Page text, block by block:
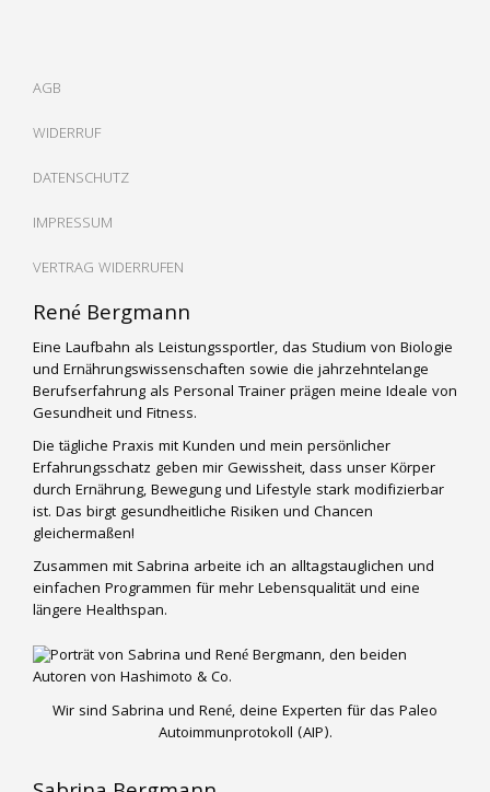
AGB
WIDERRUF
DATENSCHUTZ
IMPRESSUM
VERTRAG WIDERRUFEN
René Bergmann
Eine Laufbahn als Leistungssportler, das Studium von Biologie
und Ernährungswissenschaften sowie die jahrzehntelange
Berufserfahrung als Personal Trainer prägen meine Ideale von
Gesundheit und Fitness.
Die tägliche Praxis mit Kunden und mein persönlicher
Erfahrungsschatz geben mir Gewissheit, dass unser Körper
durch Ernährung, Bewegung und Lifestyle stark modifizierbar
ist. Das birgt gesundheitliche Risiken und Chancen
gleichermaßen!
Zusammen mit Sabrina arbeite ich an alltagstauglichen und
einfachen Programmen für mehr Lebensqualität und eine
längere Healthspan.
Wir sind Sabrina und René, deine Experten für das Paleo
Autoimmunprotokoll (AIP).